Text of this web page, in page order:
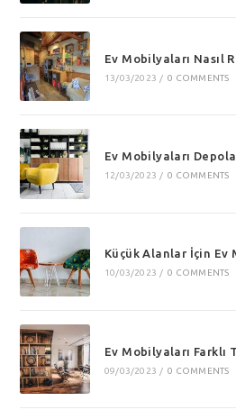
Ev Mobilyaları Nasıl
13/03/2023 / 0 COMMENTS
Ev Mobilyaları
12/03/2023 / 0 COMMENTS
Küçük Alanlar İçin Ev
10/03/2023 / 0 COMMENTS
Ev Mobilyaları Farklı
09/03/2023 / 0 COMMENTS